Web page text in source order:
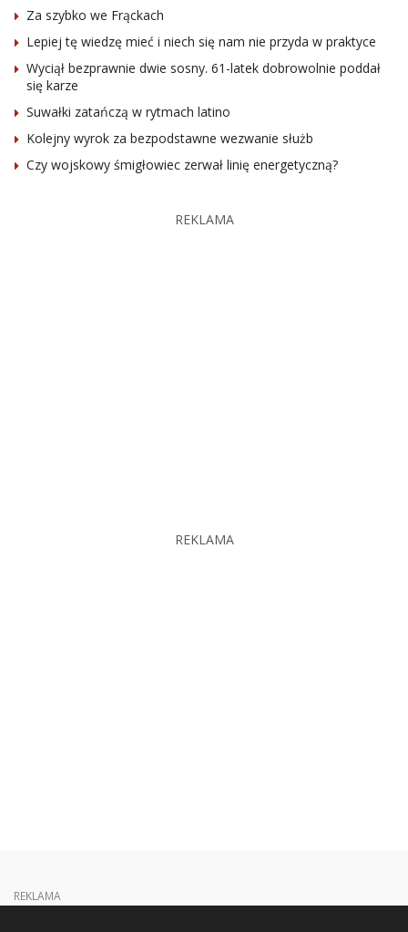
Za szybko we Frąckach
Lepiej tę wiedzę mieć i niech się nam nie przyda w praktyce
Wyciął bezprawnie dwie sosny. 61-latek dobrowolnie poddał
się karze
Suwałki zatańczą w rytmach latino
Kolejny wyrok za bezpodstawne wezwanie służb
Czy wojskowy śmigłowiec zerwał linię energetyczną?
REKLAMA
REKLAMA
REKLAMA